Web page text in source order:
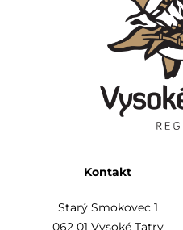
Kontakt
Starý Smokovec 1